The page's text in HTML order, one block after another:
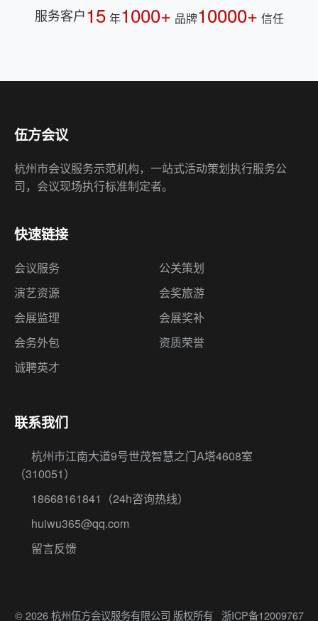
服务客户15 年1000+ 品牌10000+ 信任
伍方会议
杭州市会议服务示范机构，一站式活动策划执行服务公
司，会议现场执行标准制定者。
快速链接
会议服务
公关策划
演艺资源
会奖旅游
会展监理
会展奖补
会务外包
资质荣誉
诚聘英才
联系我们
杭州市江南大道9号世茂智慧之门A塔4608室
（310051）
18668161841
（24h咨询热线）
huiwu365@qq.com
留言反馈
© 2026 杭州伍方会议服务有限公司 版权所有 浙ICP备12009767